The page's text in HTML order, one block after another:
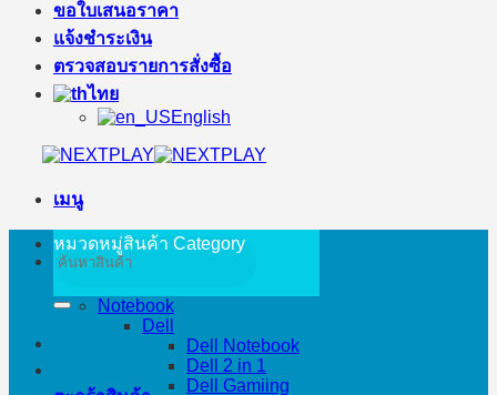
ขอใบเสนอราคา
แจ้งชำระเงิน
ตรวจสอบรายการสั่งซื้อ
ไทย
English
เมนู
ค้นหา:
หมวดหมู่สินค้า Category
Notebook
Dell
Dell Notebook
Dell 2 in 1
Dell Gamiing